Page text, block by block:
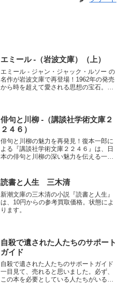
エミール -（岩波文庫）（上）
エミール - ジャン・ジャック・ルソー の
名作が岩波文庫で再登場！1962年の発売
から時を超えて愛される思想の宝石。状
俳句と川柳 -（講談社学術文庫２
２４６）
俳句と川柳の魅力を再発見！復本一郎に
よる『講談社学術文庫２２４６』は、日
本の俳句と川柳の深い魅力を伝える一冊
し、多くの読者に愛されています。参考
買取価格は70円で、市場動向により変動
します。
読書と人生 三木清
新潮文庫の三木清の小説『読書と人生』
は、10円からの参考買取価格。状態によ
ります。
自殺で遺された人たちのサポート
ガイド
自殺で遺された人たちのサポートガイド
一目見て、売れると思いました。必ず、
この本を必要としている人たちがいると